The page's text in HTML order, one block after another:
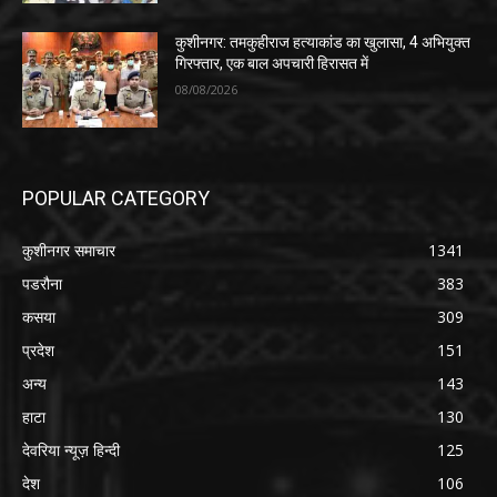
कुशीनगर: तमकुहीराज हत्याकांड का खुलासा, 4 अभियुक्त
गिरफ्तार, एक बाल अपचारी हिरासत में
08/08/2026
POPULAR CATEGORY
कुशीनगर समाचार
1341
पडरौना
383
कसया
309
प्रदेश
151
अन्य
143
हाटा
130
देवरिया न्यूज़ हिन्दी
125
देश
106